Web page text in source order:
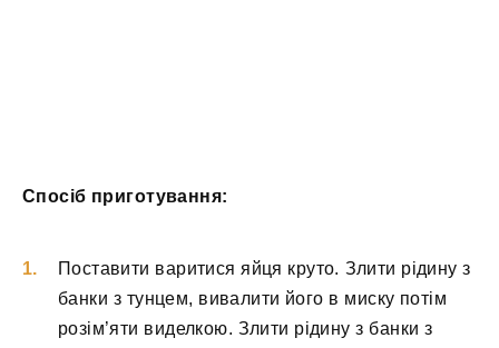
Спосіб приготування:
Поставити варитися яйця круто. Злити рідину з
банки з тунцем, вивалити його в миску потім
розім’яти виделкою. Злити рідину з банки з